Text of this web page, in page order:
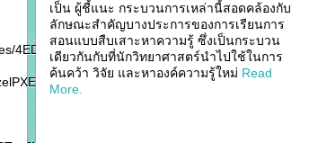
4EDU_2560-
เป็น ผู้ชี้แนะ กระบวนการเหล่านี้สอดคล้องกับ
ลักษณะสำคัญบางประการของการเรียนการ
สอนแบบสืบเสาะหาความรู้ ซึ่งเป็นกระบวน
เดียวกันกับที่นักวิทยาศาสตร์นำไปใช้ในการ
ค้นคว้า วิจัย และหาองค์ความรู้ใหม่ Read
More.